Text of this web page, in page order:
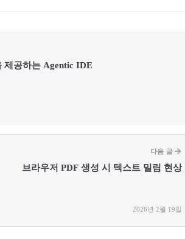
제공하는 Agentic IDE
다음 글
브라우저 PDF 생성 시 텍스트 밀림 현상
2026년 2월 19일